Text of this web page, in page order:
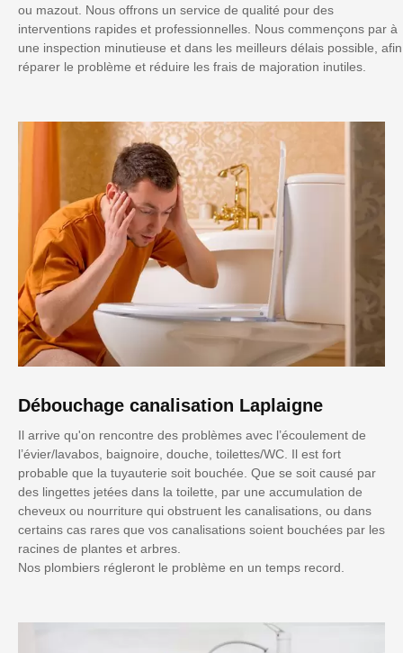
ou mazout. Nous offrons un service de qualité pour des
interventions rapides et professionnelles. Nous commençons par à
une inspection minutieuse et dans les meilleurs délais possible, afin
réparer le problème et réduire les frais de majoration inutiles.
Débouchage canalisation Laplaigne
Il arrive qu'on rencontre des problèmes avec l’écoulement de
l’évier/lavabos, baignoire, douche, toilettes/WC. Il est fort
probable que la tuyauterie soit bouchée. Que se soit causé par
des lingettes jetées dans la toilette, par une accumulation de
cheveux ou nourriture qui obstruent les canalisations, ou dans
certains cas rares que vos canalisations soient bouchées par les
racines de plantes et arbres.
Nos plombiers régleront le problème en un temps record.